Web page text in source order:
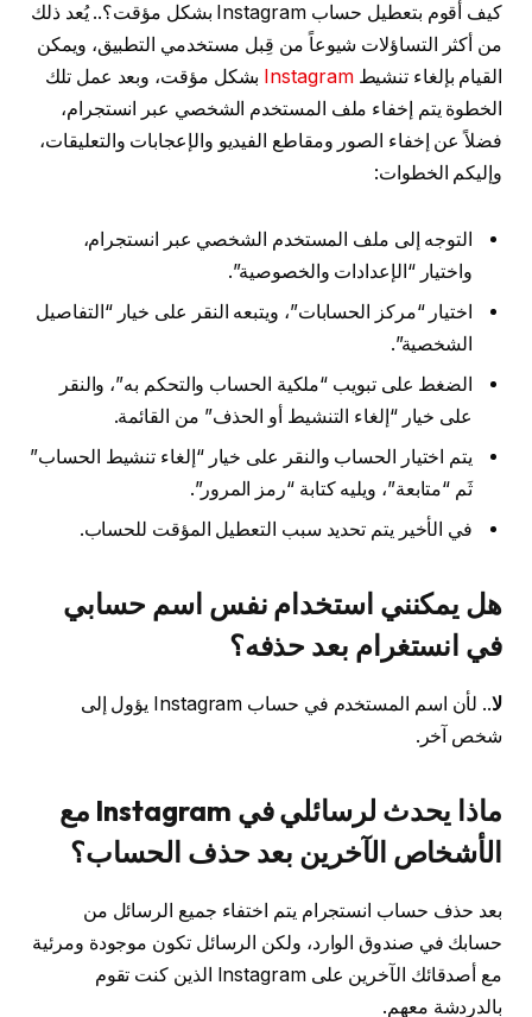
كيف أقوم بتعطيل حساب Instagram بشكل مؤقت؟.. يُعد ذلك
من أكثر التساؤلات شيوعاً من قِبل مستخدمي التطبيق، ويمكن
القيام بإلغاء تنشيطInstagram بشكل مؤقت، وبعد عمل تلك
الخطوة يتم إخفاء ملف المستخدم الشخصي عبر انستجرام،
فضلاً عن إخفاء الصور ومقاطع الفيديو والإعجابات والتعليقات،
وإليكم الخطوات:
التوجه إلى ملف المستخدم الشخصي عبر انستجرام،
واختيار “الإعدادات والخصوصية”.
اختيار “مركز الحسابات”، ويتبعه النقر على خيار “التفاصيل
الشخصية”.
الضغط على تبويب “ملكية الحساب والتحكم به”، والنقر
على خيار “إلغاء التنشيط أو الحذف” من القائمة.
يتم اختيار الحساب والنقر على خيار “إلغاء تنشيط الحساب”
ثَم “متابعة”، ويليه كتابة “رمز المرور”.
في الأخير يتم تحديد سبب التعطيل المؤقت للحساب.
هل يمكنني استخدام نفس اسم حسابي
في انستغرام بعد حذفه؟
لا
.. لأن اسم المستخدم في حساب Instagram يؤول إلى
شخص آخر.
ماذا يحدث لرسائلي في Instagram مع
الأشخاص الآخرين بعد حذف الحساب؟
بعد حذف حساب انستجرام يتم اختفاء جميع الرسائل من
حسابك في صندوق الوارد، ولكن الرسائل تكون موجودة ومرئية
مع أصدقائك الآخرين على Instagram الذين كنت تقوم
بالدردشة معهم.